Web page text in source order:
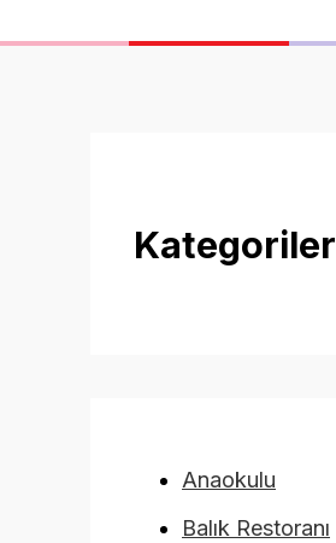
Kategoriler
Anaokulu
Balık Restoranı